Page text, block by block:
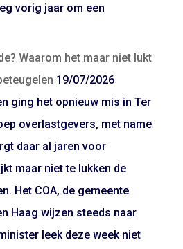
vorig jaar om een
Waarom het maar niet lukt
19/07/2026
ging het opnieuw mis in Ter
overlastgevers, met name
daar al jaren voor
maar niet te lukken de
Het COA, de gemeente
Haag wijzen steeds naar
leek deze week niet